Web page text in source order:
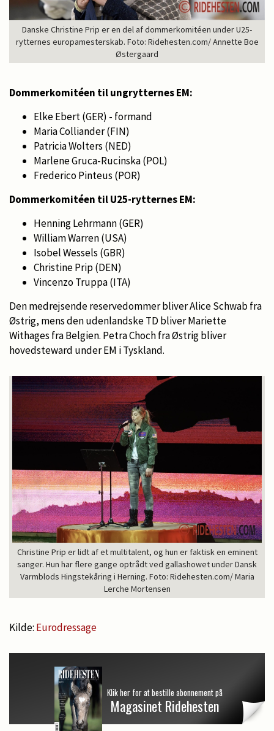
Danske Christine Prip er en del af dommerkomitéen under U25-
rytternes europamesterskab. Foto: Ridehesten.com/ Annette Boe
Østergaard
Dommerkomitéen til ungrytternes EM:
Elke Ebert (GER) - formand
Maria Colliander (FIN)
Patricia Wolters (NED)
Marlene Gruca-Rucinska (POL)
Frederico Pinteus (POR)
Dommerkomitéen til U25-rytternes EM:
Henning Lehrmann (GER)
William Warren (USA)
Isobel Wessels (GBR)
Christine Prip (DEN)
Vincenzo Truppa (ITA)
Den medrejsende reservedommer bliver Alice Schwab fra
Østrig, mens den udenlandske TD bliver Mariette
Withages fra Belgien. Petra Choch fra Østrig bliver
hovedsteward under EM i Tyskland.
Christine Prip er lidt af et multitalent, og hun er faktisk en eminent
sanger. Hun har flere gange optrådt ved gallashowet under Dansk
Varmblods Hingstekåring i Herning. Foto: Ridehesten.com/ Maria
Lerche Mortensen
Kilde: Eurodressage
Klik her for at bestille abonnement på
Magasinet Ridehesten